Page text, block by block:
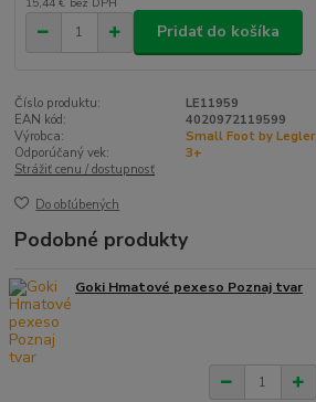
Pridať do košíka
Číslo produktu:
LE11959
EAN kód:
4020972119599
Výrobca:
Small Foot by Legler
Odporúčaný vek:
3+
Strážiť cenu / dostupnosť
Do obľúbených
Podobné produkty
Goki Hmatové pexeso Poznaj tvar